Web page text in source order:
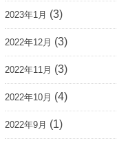
2023年1月 (3)
2022年12月 (3)
2022年11月 (3)
2022年10月 (4)
2022年9月 (1)